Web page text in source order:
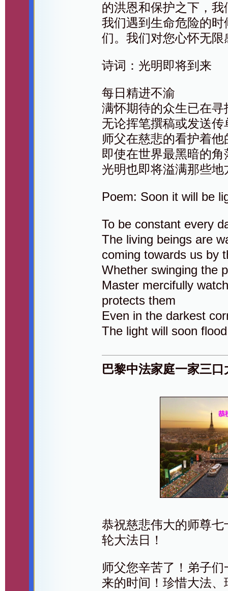
的洪恩和保护之下，
我们遇到生命危险的
们。我们对您心怀无
诗词：光明即将到来
每日精进不渝
满怀期待的众生已在寻
无论挥笔撰稿或发送传
师父在慈悲的看护着他
即使在世界最黑暗的角
光明也即将溢满那些地
Poem: Soon it will be
To be constant every
The living beings are
coming towards us by
Whether swinging the
Master mercifully
protects them
Even in the darkest
The light will soon
巴黎中法家庭一家三
恭祝慈悲伟大的师尊
轮大法日！
师父您辛苦了！弟子
来的时间！珍惜大法